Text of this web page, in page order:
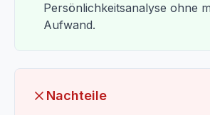
Persönlichkeitsanalyse ohne
Aufwand.
Nachteile